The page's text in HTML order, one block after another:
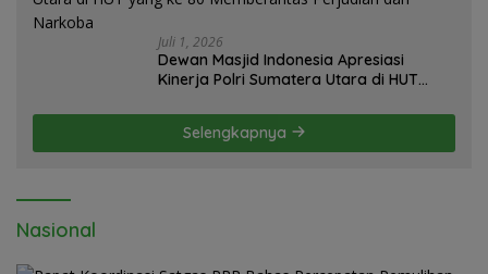
Juli 1, 2026
Dewan Masjid Indonesia Apresiasi
Kinerja Polri Sumatera Utara di HUT
Narkoba
Selengkapnya
Nasional